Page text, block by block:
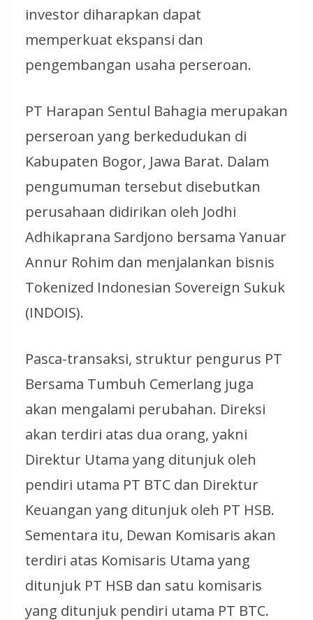
investor diharapkan dapat
memperkuat ekspansi dan
pengembangan usaha perseroan.
PT Harapan Sentul Bahagia merupakan
perseroan yang berkedudukan di
Kabupaten Bogor, Jawa Barat. Dalam
pengumuman tersebut disebutkan
perusahaan didirikan oleh Jodhi
Adhikaprana Sardjono bersama Yanuar
Annur Rohim dan menjalankan bisnis
Tokenized Indonesian Sovereign Sukuk
(INDOIS).
Pasca-transaksi, struktur pengurus PT
Bersama Tumbuh Cemerlang juga
akan mengalami perubahan. Direksi
akan terdiri atas dua orang, yakni
Direktur Utama yang ditunjuk oleh
pendiri utama PT BTC dan Direktur
Keuangan yang ditunjuk oleh PT HSB.
Sementara itu, Dewan Komisaris akan
terdiri atas Komisaris Utama yang
ditunjuk PT HSB dan satu komisaris
yang ditunjuk pendiri utama PT BTC.